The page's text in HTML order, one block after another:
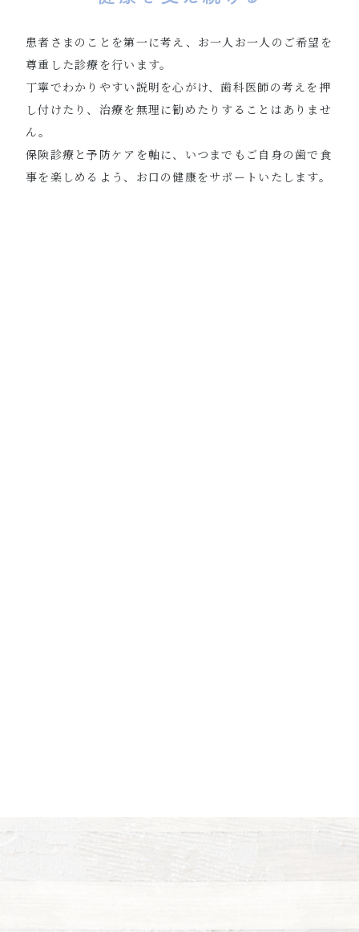
患者さまのことを第一に考え、お一人お一人のご希望を
尊重した診療を行います。
丁寧でわかりやすい説明を心がけ、歯科医師の考えを押
し付けたり、治療を無理に勧めたりすることはありませ
ん。
保険診療と予防ケアを軸に、いつまでもご自身の歯で食
事を楽しめるよう、お口の健康をサポートいたします。